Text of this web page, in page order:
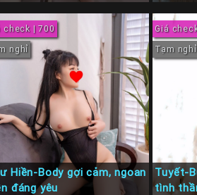
check | 700
nghỉ
Hiền-Body gợi cảm, ngoan
đáng yêu
Giá
Tạm nghỉ
Tuyết-
tình